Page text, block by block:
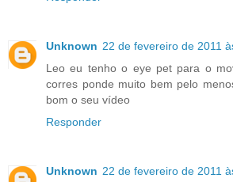
Unknown 22 de fevereiro de 2011
Leo eu tenho o eye pet para o
corres ponde muito bem pelo
bom o seu vídeo
Responder
Unknown 22 de fevereiro de 2011